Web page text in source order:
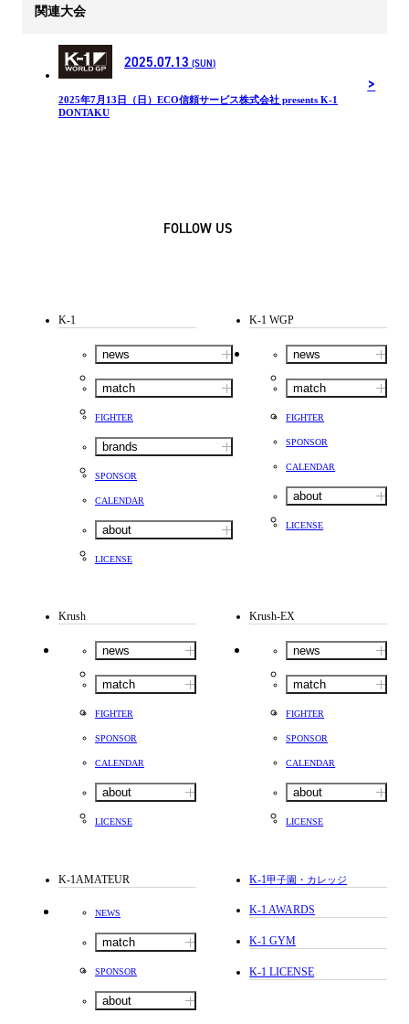
関連大会
2025.07.13 (SUN)
2025年7月13日（日）ECO信頼サービス株式会社 presents K-1
DONTAKU
FOLLOW US
K-1
news
match
FIGHTER
brands
SPONSOR
CALENDAR
about
LICENSE
K-1 WGP
news
match
FIGHTER
SPONSOR
CALENDAR
about
LICENSE
Krush
news
match
FIGHTER
SPONSOR
CALENDAR
about
LICENSE
Krush-EX
news
match
FIGHTER
SPONSOR
CALENDAR
about
LICENSE
K-1AMATEUR
NEWS
match
SPONSOR
about
K-1甲子園・カレッジ
K-1 AWARDS
K-1 GYM
K-1 LICENSE